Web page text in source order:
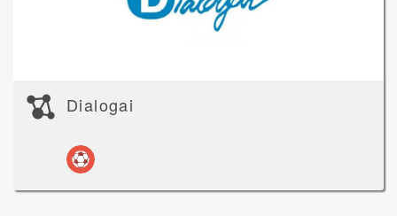
Dialogai